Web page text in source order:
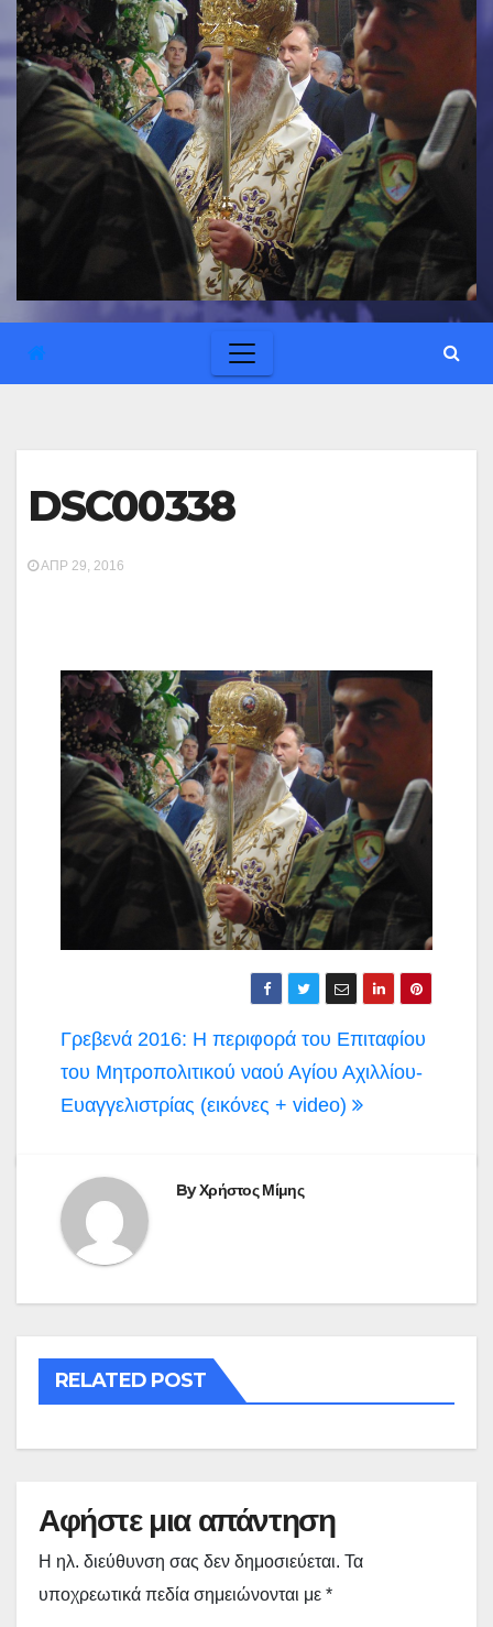
DSC00338
ΑΠΡ 29, 2016
Πλοήγηση
άρθρων
Γρεβενά 2016: Η περιφορά του Επιταφίου
του Μητροπολιτικού ναού Αγίου Αχιλλίου-
Ευαγγελιστρίας (εικόνες + video)
ByΧρήστος Μίμης
RELATED POST
Αφήστε μια απάντηση
Η ηλ. διεύθυνση σας δεν δημοσιεύεται. Τα
υποχρεωτικά πεδία σημειώνονται με *